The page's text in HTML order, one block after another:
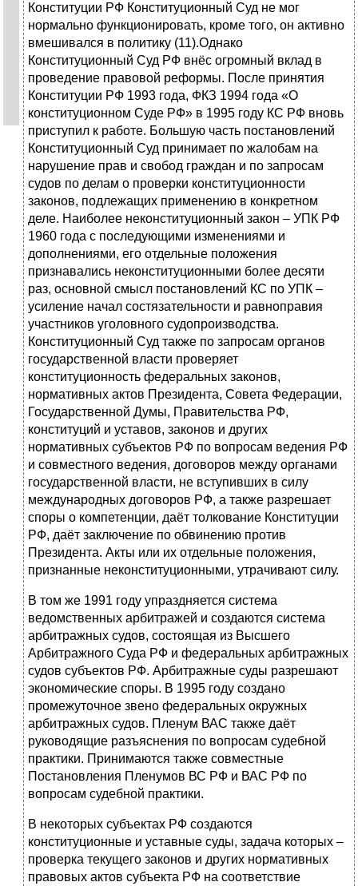
Конституции РФ Конституционный Суд не мог
нормально функционировать, кроме того, он активно
вмешивался в политику (11).Однако
Конституционный Суд РФ внёс огромный вклад в
проведение правовой реформы. После принятия
Конституции РФ 1993 года, ФКЗ 1994 года «О
конституционном Суде РФ» в 1995 году КС РФ вновь
приступил к работе. Большую часть постановлений
Конституционный Суд принимает по жалобам на
нарушение прав и свобод граждан и по запросам
судов по делам о проверки конституционности
законов, подлежащих применению в конкретном
деле. Наиболее неконституционный закон – УПК РФ
1960 года с последующими изменениями и
дополнениями, его отдельные положения
признавались неконституционными более десяти
раз, основной смысл постановлений КС по УПК –
усиление начал состязательности и равноправия
участников уголовного судопроизводства.
Конституционный Суд также по запросам органов
государственной власти проверяет
конституционность федеральных законов,
нормативных актов Президента, Совета Федерации,
Государственной Думы, Правительства РФ,
конституций и уставов, законов и других
нормативных субъектов РФ по вопросам ведения РФ
и совместного ведения, договоров между органами
государственной власти, не вступивших в силу
международных договоров РФ, а также разрешает
споры о компетенции, даёт толкование Конституции
РФ, даёт заключение по обвинению против
Президента. Акты или их отдельные положения,
признанные неконституционными, утрачивают силу.
В том же 1991 году упраздняется система
ведомственных арбитражей и создаются система
арбитражных судов, состоящая из Высшего
Арбитражного Суда РФ и федеральных арбитражных
судов субъектов РФ. Арбитражные суды разрешают
экономические споры. В 1995 году создано
промежуточное звено федеральных окружных
арбитражных судов. Пленум ВАС также даёт
руководящие разъяснения по вопросам судебной
практики. Принимаются также совместные
Постановления Пленумов ВС РФ и ВАС РФ по
вопросам судебной практики.
В некоторых субъектах РФ создаются
конституционные и уставные суды, задача которых –
проверка текущего законов и других нормативных
правовых актов субъекта РФ на соответствие